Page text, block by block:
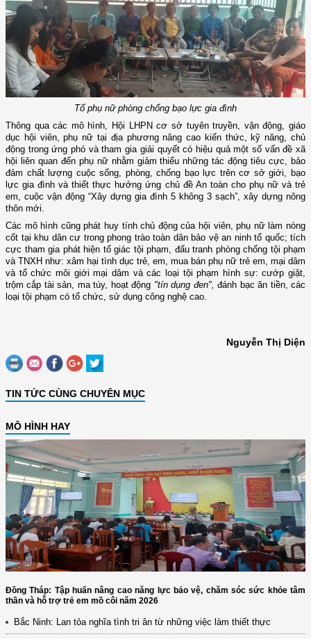
Tổ phụ nữ phòng chống bạo lực gia đình
Thông qua các mô hình, Hội LHPN cơ sở tuyên truyền, vận động, giáo
dục hội viên, phụ nữ tại địa phương nâng cao kiến thức, kỹ năng,chủ
động trong ứng phó và tham gia giải quyết có hiệu quả một số vấn đề xã
hội liên quan đến phụ nữ nhằm giảm thiểu những tác động tiêu cực, bảo
đảm chất lượng cuộc sống, phòng, chống bạo lực trên cơ sở giới, bạo
lực gia đình và thiết thực hưởng ứng chủ đề An toàn cho phụ nữ và trẻ
em, cuộc vận động “Xây dựng gia đình 5 không 3 sạch”, xây dựng nông
thôn mới.
Các mô hình cũng phát huy tính chủ động của hội viên, phụ nữ làm nòng
cốt tại khu dân cư trong phong trào toàn dân bảo vệ an ninh tổ quốc; tích
cực tham gia phát hiện tố giác tội phạm, đấu tranh phòng chống tội phạm
và TNXH như: xâm hại tình dục trẻ, em, mua bán phụ nữ trẻ em, mại dâm
và tổ chức môi giới mại dâm và các loại tội phạm hình sự: cướp giật,
trộm cắp tài sản, ma túy, hoạt động "tín dụng đen", đánh bạc ăn tiền, các
loại tội phạm có tổ chức, sử dụng công nghệ cao.
Nguyễn Thị Diện
TIN TỨC CÙNG CHUYÊN MỤC
MÔ HÌNH HAY
Đồng Tháp: Tập huấn nâng cao năng lực bảo vệ, chăm sóc sức khỏe tâm
thần và hỗ trợ trẻ em mồ côi năm 2026
Bắc Ninh: Lan tỏa nghĩa tình tri ân từ những việc làm thiết thực